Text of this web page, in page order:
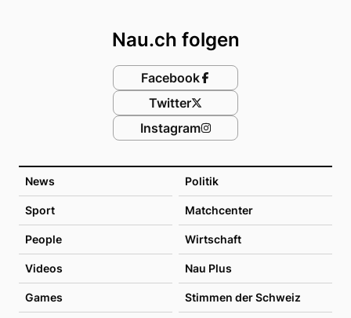
News Politik
Sport Matchcenter
People Wirtschaft
Videos Nau Plus
Games Stimmen der Schweiz
Nau.ch folgen
Facebook
Twitter
Instagram